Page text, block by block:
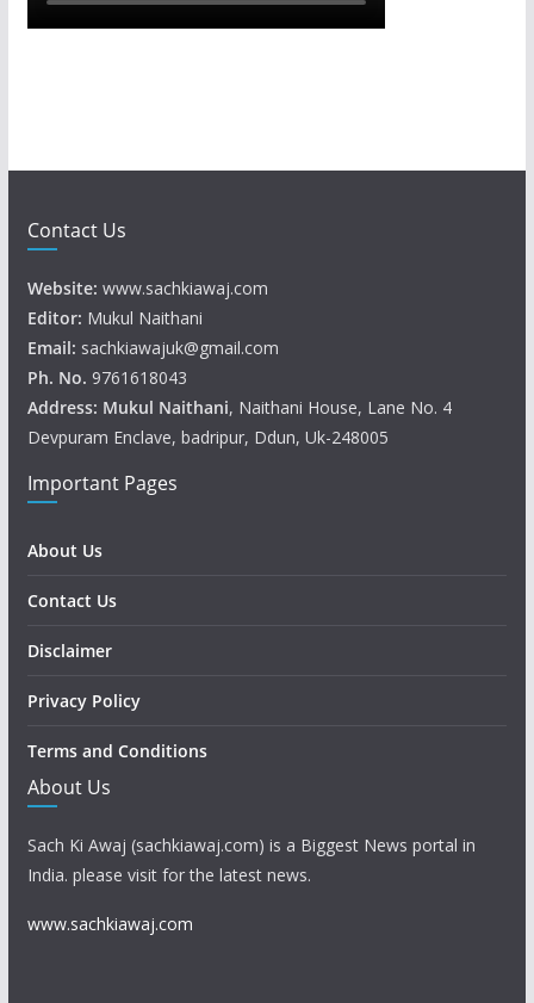
Contact Us
Website: www.sachkiawaj.com
Editor: Mukul Naithani
Email: sachkiawajuk@gmail.com
Ph. No. 9761618043
Address: Mukul Naithani, Naithani House, Lane No. 4
Devpuram Enclave, badripur, Ddun, Uk-248005
Important Pages
About Us
Contact Us
Disclaimer
Privacy Policy
Terms and Conditions
About Us
Sach Ki Awaj (sachkiawaj.com) is a Biggest News portal in
India. please visit for the latest news.
www.sachkiawaj.com